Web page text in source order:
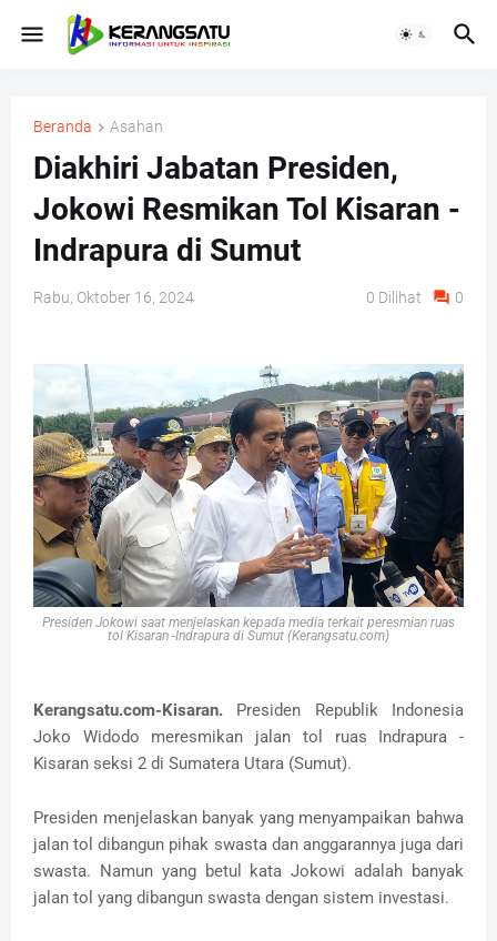
Beranda Asahan
Diakhiri Jabatan Presiden,
Jokowi Resmikan Tol Kisaran -
Indrapura di Sumut
Rabu, Oktober 16, 2024 0 Dilihat 0
Presiden Jokowi saat menjelaskan kepada media terkait peresmian ruas
tol Kisaran -Indrapura di Sumut (Kerangsatu.com)
Kerangsatu.com-Kisaran. Presiden Republik Indonesia
Joko Widodo meresmikan jalan tol ruas Indrapura -
Kisaran seksi 2 di Sumatera Utara (Sumut).
Presiden menjelaskan banyak yang menyampaikan bahwa
jalan tol dibangun pihak swasta dan anggarannya juga dari
swasta. Namun yang betul kata Jokowi adalah banyak
jalan tol yang dibangun swasta dengan sistem investasi.